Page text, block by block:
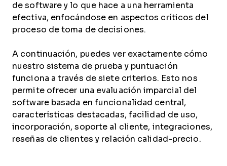
de software y lo que hace a una herramienta
efectiva, enfocándose en aspectos críticos del
proceso de toma de decisiones.
A continuación, puedes ver exactamente cómo
nuestro sistema de prueba y puntuación
funciona a través de siete criterios. Esto nos
permite ofrecer una evaluación imparcial del
software basada en funcionalidad central,
características destacadas, facilidad de uso,
incorporación, soporte al cliente, integraciones,
reseñas de clientes y relación calidad-precio.